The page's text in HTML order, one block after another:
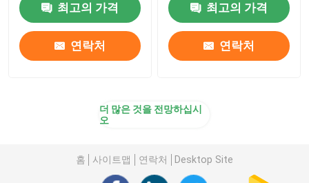
최고의 가격
연락처
최고의 가격
연락처
더 많은 것을 전망하십시
오
홈 사이트맵 연락처 Desktop Site